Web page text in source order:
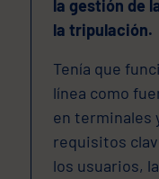
la gestión de
la tripulación.
Tenía que
línea como
en terminales
requisitos
los usuarios,